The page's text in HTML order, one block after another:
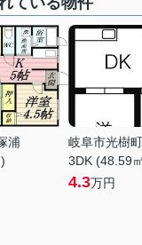
浦
岐阜市光樹町
3DK (48.59
4.3万円